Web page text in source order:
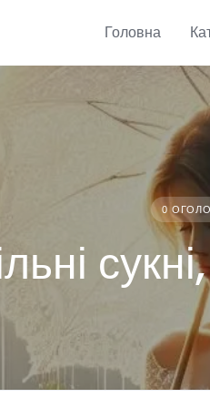
Головна
0